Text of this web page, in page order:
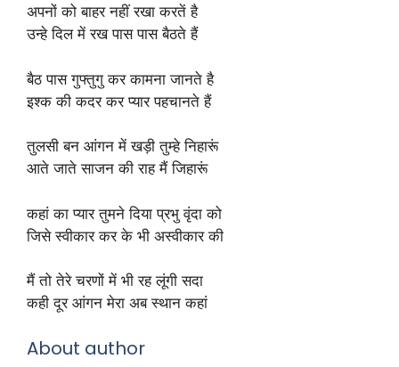
अपनों को बाहर नहीं रखा करतें है
उन्हे दिल में रख पास पास बैठते हैं
बैठ पास गुफ्तुगु कर कामना जानते है
इश्क की कदर कर प्यार पहचानते हैं
तुलसी बन आंगन में खड़ी तुम्हे निहारूं
आते जाते साजन की राह मैं जिहारूं
कहां का प्यार तुमने दिया प्रभु वृंदा को
जिसे स्वीकार कर के भी अस्वीकार की
मैं तो तेरे चरणों में भी रह लूंगी सदा
कही दूर आंगन मेरा अब स्थान कहां
About author